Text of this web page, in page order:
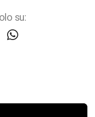
su: